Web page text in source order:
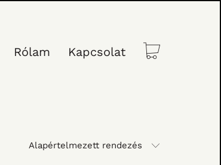
Rólam Kapcsolat
Alapértelmezett rendezés